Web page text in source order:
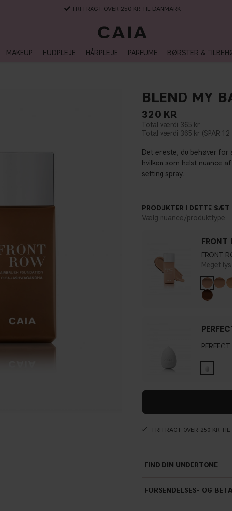
3-5 DAGERS LEVERANSTID
MAKEUP HUDPLEJE HÅRPLEJE PARFUME BØRSTER &
BLEND MY
320 KR
365 kr
365 kr
12
Det eneste, du behøver
hvilken som helst nuance
setting spray.
PRODUKTER I DETTE SÆT
Vælg nuance/produkttype
FRONT
FRONT
Meget
FRI FRAGT OVER 250 KR TIL
FIND DIN UNDERTONE
FORSENDELSES- OG